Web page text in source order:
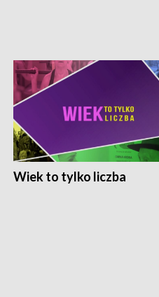
Wiek to tylko liczba